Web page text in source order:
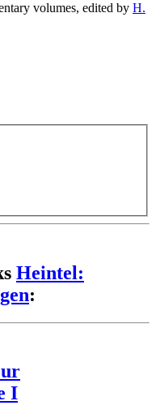
volumes, edited by H.
Heintel:
:
I